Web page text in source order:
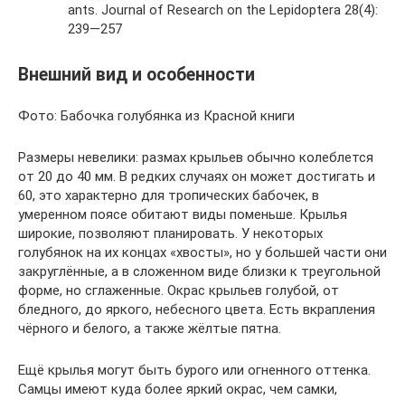
ants. Journal of Research on the Lepidoptera 28(4):
239—257
Внешний вид и особенности
Фото: Бабочка голубянка из Красной книги
Размеры невелики: размах крыльев обычно колеблется
от 20 до 40 мм. В редких случаях он может достигать и
60, это характерно для тропических бабочек, в
умеренном поясе обитают виды поменьше. Крылья
широкие, позволяют планировать. У некоторых
голубянок на их концах «хвосты», но у большей части они
закруглённые, а в сложенном виде близки к треугольной
форме, но сглаженные. Окрас крыльев голубой, от
бледного, до яркого, небесного цвета. Есть вкрапления
чёрного и белого, а также жёлтые пятна.
Ещё крылья могут быть бурого или огненного оттенка.
Самцы имеют куда более яркий окрас, чем самки,